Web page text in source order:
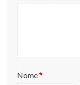
Nome*